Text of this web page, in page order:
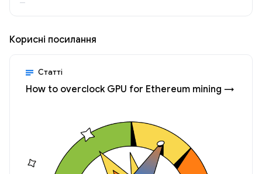
—
Корисні посилання
Статті
How to overclock GPU for Ethereum mining →